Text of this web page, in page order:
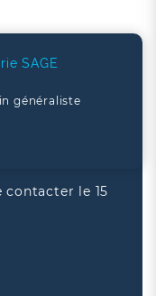
SAGE
généraliste
le 15